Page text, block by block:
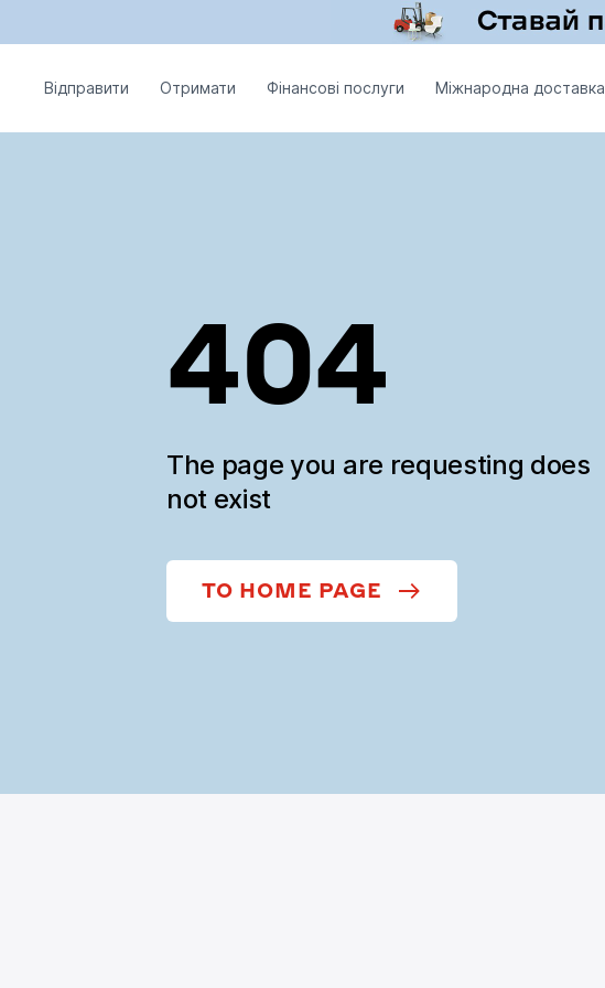
Відправити Отримати Фінансові послуги Міжнародна доставка
404
The page you are requesting does
not exist
TO HOME PAGE